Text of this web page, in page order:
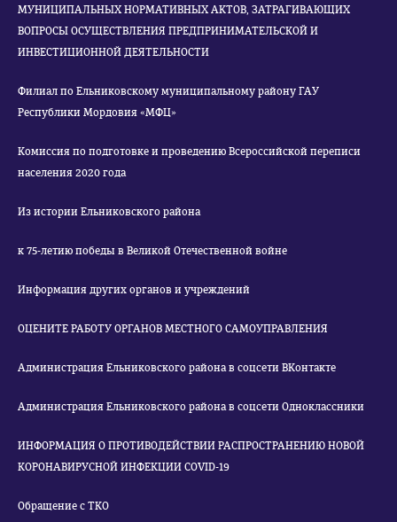
МУНИЦИПАЛЬНЫХ НОРМАТИВНЫХ АКТОВ, ЗАТРАГИВАЮЩИХ
ВОПРОСЫ ОСУЩЕСТВЛЕНИЯ ПРЕДПРИНИМАТЕЛЬСКОЙ И
ИНВЕСТИЦИОННОЙ ДЕЯТЕЛЬНОСТИ
Филиал по Ельниковскому муниципальному району ГАУ
Республики Мордовия «МФЦ»
Комиссия по подготовке и проведению Всероссийской переписи
населения 2020 года
Из истории Ельниковского района
к 75-летию победы в Великой Отечественной войне
Информация других органов и учреждений
ОЦЕНИТЕ РАБОТУ ОРГАНОВ МЕСТНОГО САМОУПРАВЛЕНИЯ
Администрация Ельниковского района в соцсети ВКонтакте
Администрация Ельниковского района в соцсети Одноклассники
ИНФОРМАЦИЯ О ПРОТИВОДЕЙСТВИИ РАСПРОСТРАНЕНИЮ НОВОЙ
КОРОНАВИРУСНОЙ ИНФЕКЦИИ COVID-19
Обращение с ТКО